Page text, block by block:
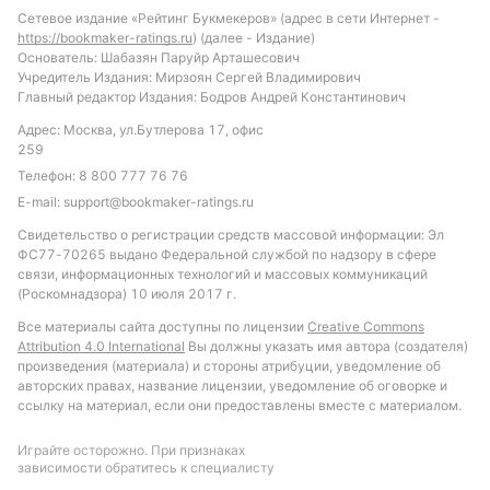
соперника. Рекомендуется обратить внимание на
ставку «обе забьют», учитывая статистику
турнира и тенденции Карлбергс. Также
интересным вариантом может стать ставка на
тотал больше 1.5 голов, что соответствует общей
результативности встреч в Кубке. Осторожность в
прогнозах связана с недостатком информации о
Unik, однако матч обещает быть открытым и
тактически насыщенным.
Обновлено:
Автор
Михаил Кузнецов
Подписаться
Сетевое издание «Рейтинг Букмекеров» (адрес в сети Интернет -
https://bookmaker-ratings.ru) (далее - Издание)
Основатель: Шабазян Паруйр Арташесович
Учредитель Издания: Мирзоян Сергей Владимирович
Главный редактор Издания: Бодров Андрей Константинович
Адрес: Москва, ул.Бутлерова 17, офис
259
Телефон: 8 800 777 76 76
E-mail: support@bookmaker-ratings.ru
Свидетельство о регистрации средств массовой информации: Эл
ФС77-70265 выдано Федеральной службой по надзору в сфере
связи, информационных технологий и массовых коммуникаций
(Роскомнадзора) 10 июля 2017 г.
Все материалы сайта доступны по лицензии Creative Commons
Attribution 4.0 International Вы должны указать имя автора (создателя)
произведения (материала) и стороны атрибуции, уведомление об
авторских правах, название лицензии, уведомление об оговорке и
ссылку на материал, если они предоставлены вместе с материалом.
Играйте осторожно. При признаках
зависимости обратитесь к специалисту